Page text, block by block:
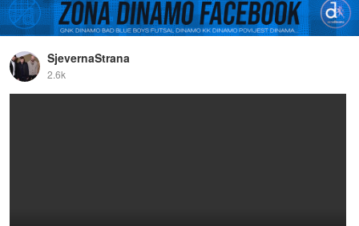
SjevernaStrana
2.6k